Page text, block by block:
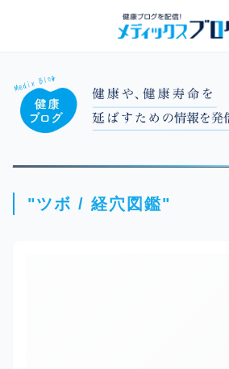
ツボ / 経穴図鑑｜メディックスブログ
"ツボ / 経穴図鑑"